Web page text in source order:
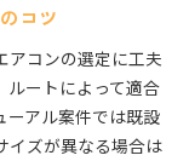
コツ
アコンの選定に工夫
ルートによって適合
ーアル案件では既設
イズが異なる場合は